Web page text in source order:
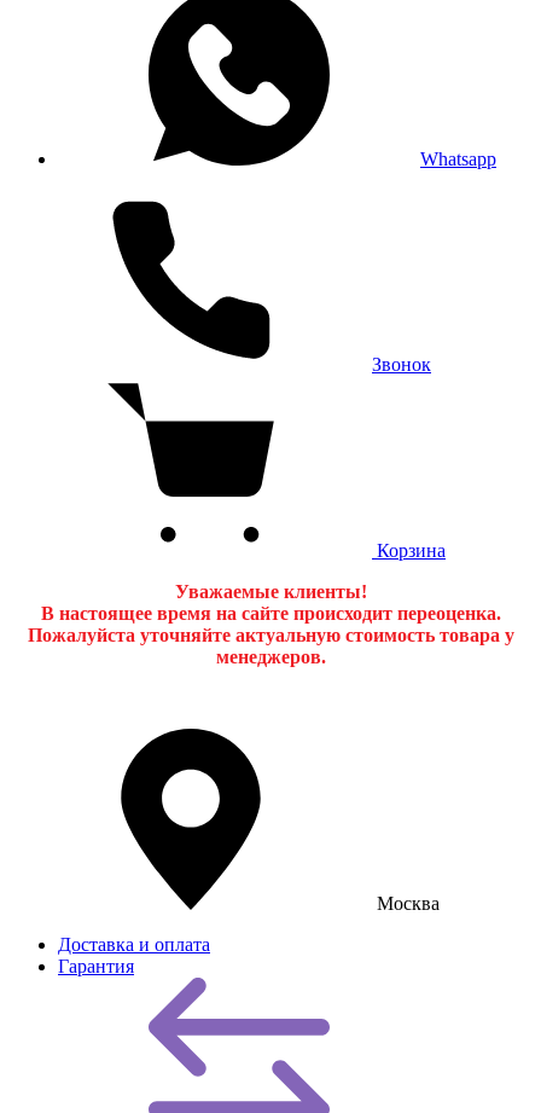
Whatsapp
Звонок
Корзина
Уважаемые клиенты!
В настоящее время на сайте происходит переоценка.
Пожалуйста уточняйте актуальную стоимость товара у
менеджеров.
Москва
Доставка и оплата
Гарантия